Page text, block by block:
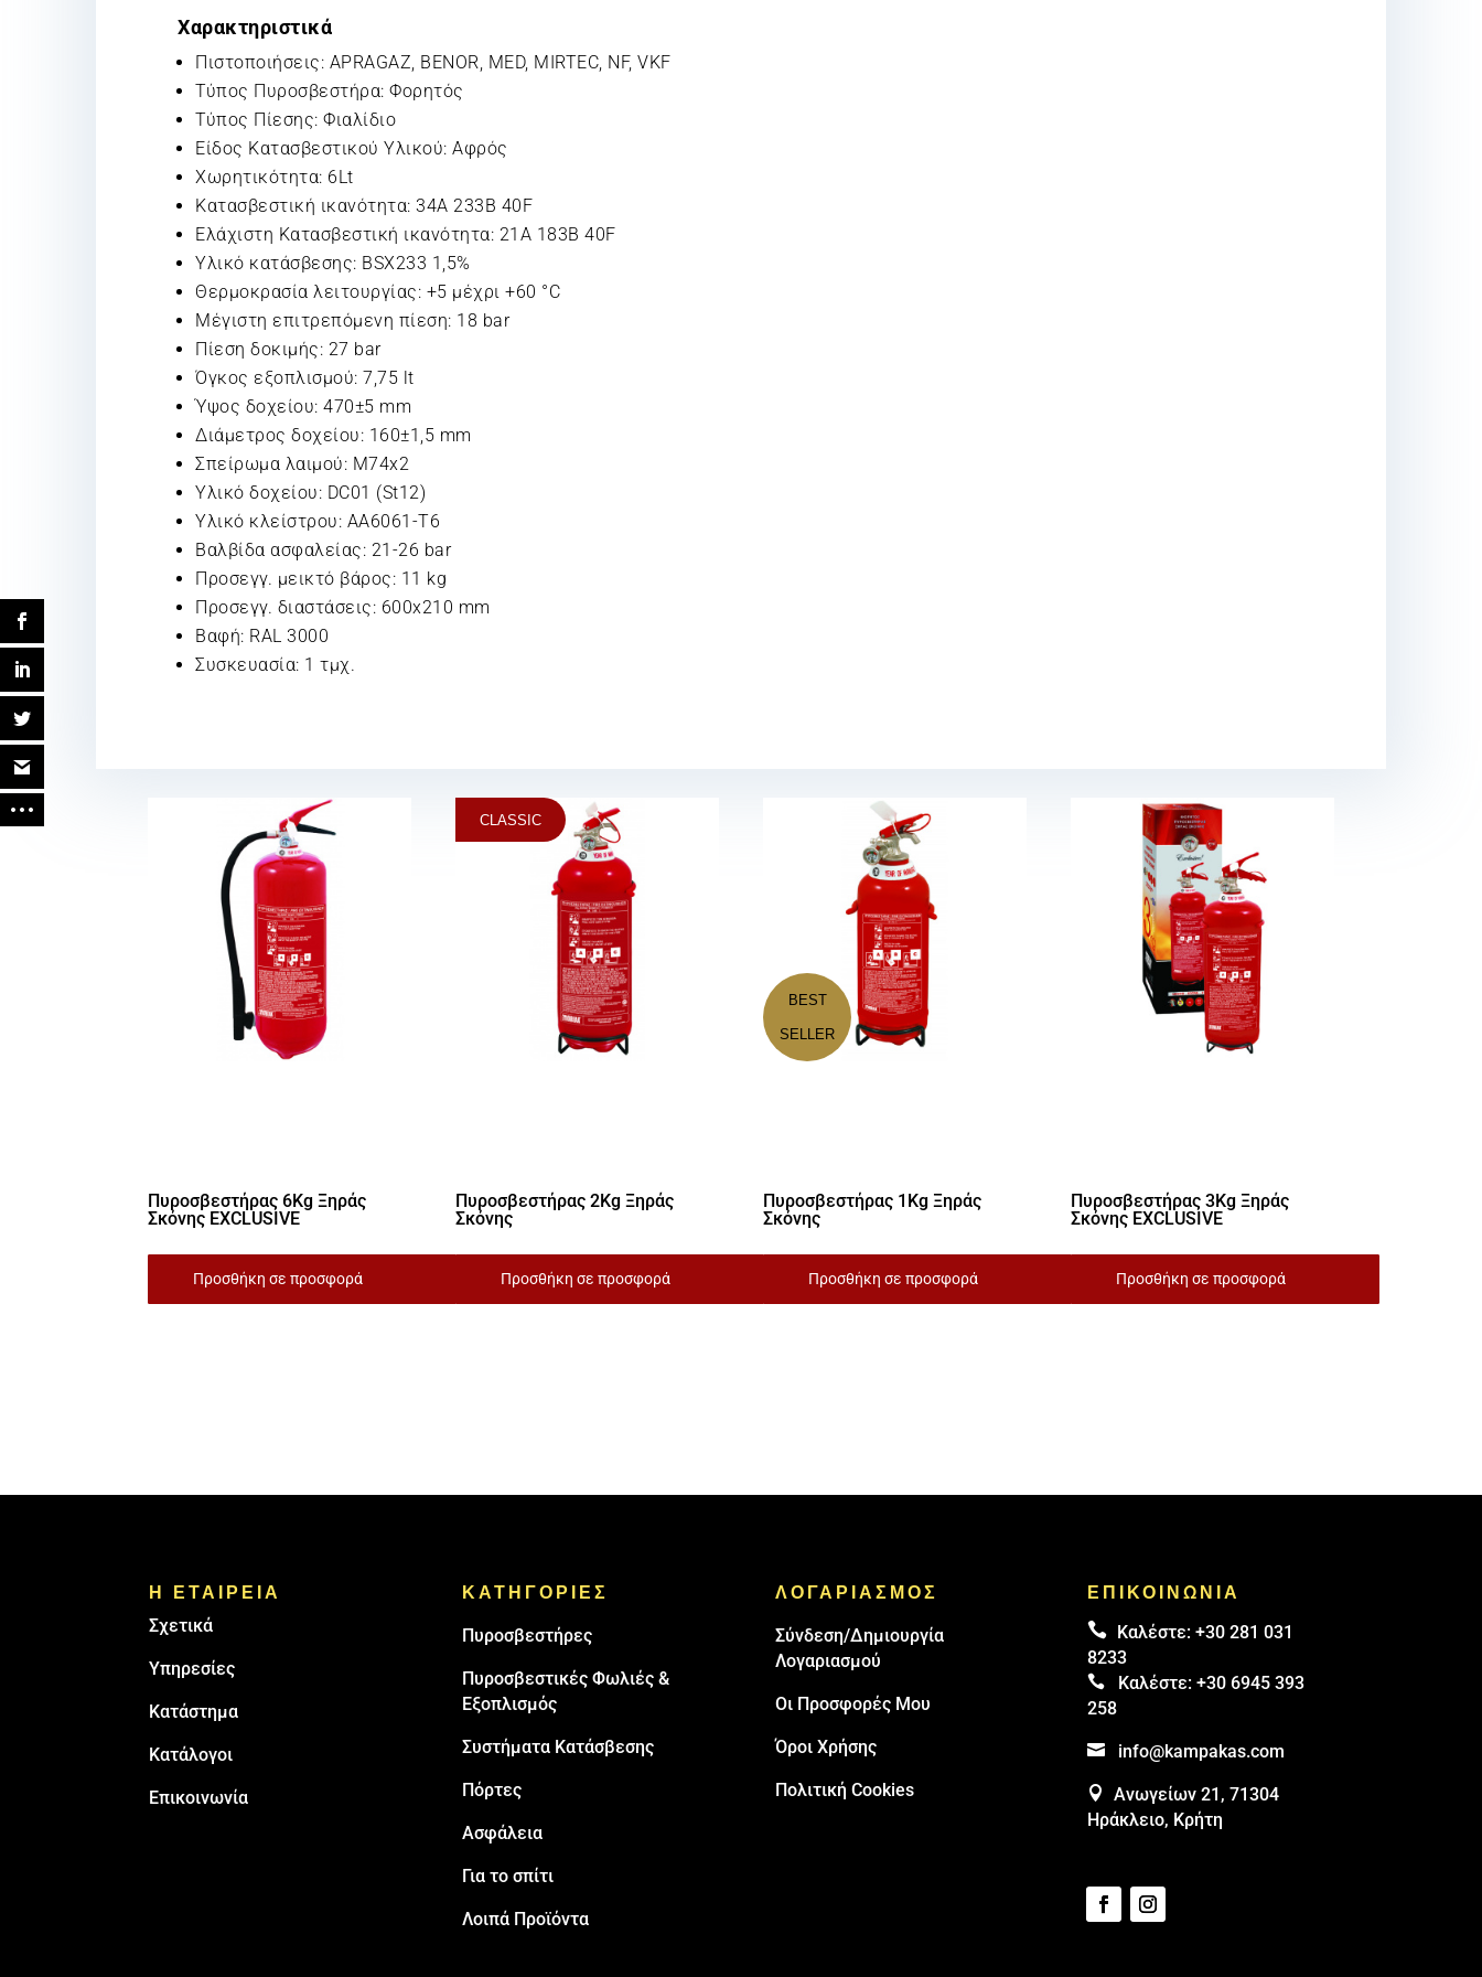
Χαρακτηριστικά
Πιστοποιήσεις: APRAGAZ, BENOR, MED, MIRTEC, NF, VKF
Τύπος Πυροσβεστήρα: Φορητός
Τύπος Πίεσης: Φιαλίδιο
Είδος Κατασβεστικού Υλικού: Αφρός
Χωρητικότητα: 6Lt
Κατασβεστική ικανότητα: 34A 233B 40F
Ελάχιστη Κατασβεστική ικανότητα: 21A 183B 40F
Υλικό κατάσβεσης: BSX233 1,5%
Θερμοκρασία λειτουργίας: +5 μέχρι +60 °C
Μέγιστη επιτρεπόμενη πίεση: 18 bar
Πίεση δοκιμής: 27 bar
Όγκος εξοπλισμού: 7,75 lt
Ύψος δοχείου: 470±5 mm
Διάμετρος δοχείου: 160±1,5 mm
Σπείρωμα λαιμού: M74x2
Υλικό δοχείου: DC01 (St12)
Υλικό κλείστρου: AA6061-T6
Βαλβίδα ασφαλείας: 21-26 bar
Προσεγγ. μεικτό βάρος: 11 kg
Προσεγγ. διαστάσεις: 600x210 mm
Βαφή: RAL 3000
Συσκευασία: 1 τμχ.
Πυροσβεστήρας 6Kg Ξηράς
Σκόνης EXCLUSIVE
Προσθήκη σε προσφορά
CLASSIC
Πυροσβεστήρας 2Kg Ξηράς
Σκόνης
Προσθήκη σε προσφορά
BEST
SELLER
Πυροσβεστήρας 1Kg Ξηράς
Σκόνης
Προσθήκη σε προσφορά
Πυροσβεστήρας 3Kg Ξηράς
Σκόνης EXCLUSIVE
Προσθήκη σε προσφορά
Η ΕΤΑΙΡΕΙΑ
Σχετικά
Υπηρεσίες
Κατάστημα
Κατάλογοι
Επικοινωνία
ΚΑΤΗΓΟΡΙΕΣ
Πυρoσβεστήρες
Πυροσβεστικές Φωλιές &
Εξοπλισμός
Συστήματα Κατάσβεσης
Πόρτες
Ασφάλεια
Για το σπίτι
Λοιπά Προϊόντα
ΛΟΓΑΡΙΑΣΜΟΣ
Σύνδεση/Δημιουργία
Λογαριασμού
Οι Προσφορές Μου
Όροι Χρήσης
Πολιτική Cookies
ΕΠΙΚΟΙΝΩΝΙΑ
 Καλέστε:+30 281 031
8233
 Καλέστε:+30 6945 393
258
 info@kampakas.com
 Ανωγείων 21, 71304
Ηράκλειο, Κρήτη